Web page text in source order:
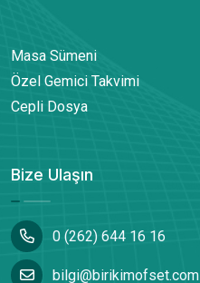
Masa Sümeni
Özel Gemici Takvimi
Cepli Dosya
Bize Ulaşın
0 (262) 644 16 16
bilgi@birikimofset.com